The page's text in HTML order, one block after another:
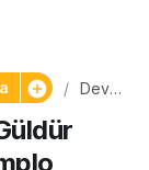
Devl